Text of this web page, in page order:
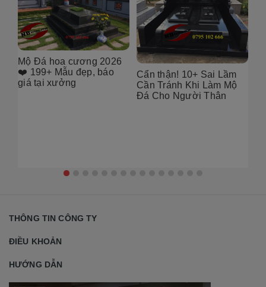
Cẩn thận! 10+ Sai Lầm
Cần Tránh Khi Làm Mộ
[101++ Mẫu] Biển Hiệu
Đá Khối Đẹp Cho Công
Ty, Resort & Đô Thị Mới
THÔNG TIN CÔNG TY
ĐIỀU KHOẢN
HƯỚNG DẪN